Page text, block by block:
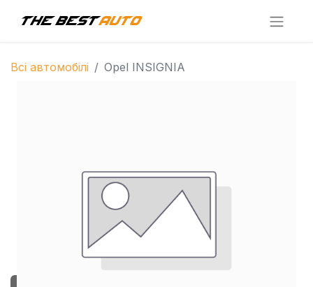
Всі автомобілі Opel INSIGNIA